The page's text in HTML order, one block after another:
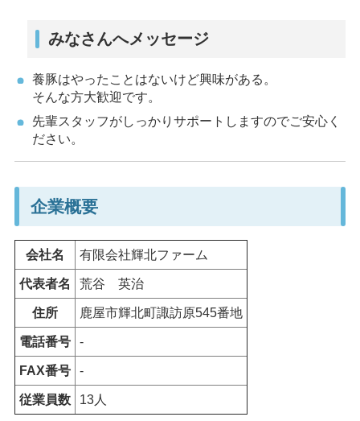
みなさんへメッセージ
養豚はやったことはないけど興味がある。
そんな方大歓迎です。
先輩スタッフがしっかりサポートしますのでご安心く
ださい。
企業概要
会社名 有限会社輝北ファーム
代表者名 荒谷 英治
住所 鹿屋市輝北町諏訪原545番地
電話番号 -
FAX番号 -
従業員数 13人